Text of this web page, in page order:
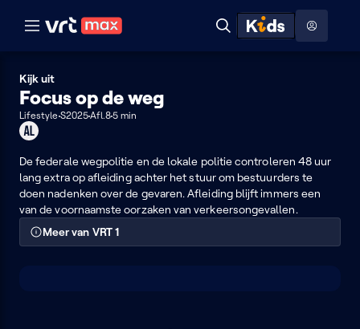
Naar hoofdinhoud Naar audiodescriptie Naar help
Zoeken
ontdekken
Kijk uit
Focus op de weg
Lifestyle S2025Afl.8 5 min
Geschikt
alle
leeftijden
De federale wegpolitie en de lokale politie controleren 48 uur
lang extra op afleiding achter het stuur om bestuurders te
doen nadenken over de gevaren. Afleiding blijft immers een
van de voornaamste oorzaken van verkeersongevallen.
Meer van VRT 1